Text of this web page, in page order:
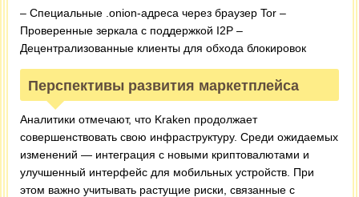
– Специальные .onion-адреса через браузер Tor –
Проверенные зеркала с поддержкой I2P –
Децентрализованные клиенты для обхода блокировок
Перспективы развития маркетплейса
Аналитики отмечают, что Kraken продолжает
совершенствовать свою инфраструктуру. Среди ожидаемых
изменений — интеграция с новыми криптовалютами и
улучшенный интерфейс для мобильных устройств. При
этом важно учитывать растущие риски, связанные с